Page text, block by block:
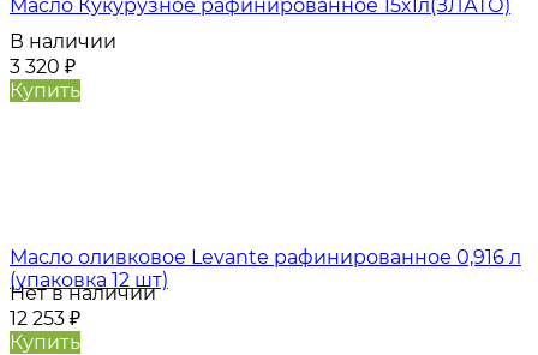
Масло Кукурузное рафинированное 15х1л(ЗЛАТО)
В наличии
3 320 ₽
Купить
Масло оливковое Levante рафинированное 0,916 л
(упаковка 12 шт)
Нет в наличии
12 253 ₽
Купить